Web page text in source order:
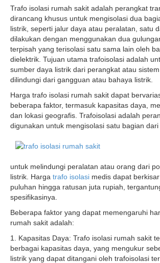
Trafo isolasi rumah sakit adalah perangkat
dirancang khusus untuk mengisolasi dua
listrik, seperti jalur daya atau peralatan, satu
dilakukan dengan menggunakan dua
terpisah yang terisolasi satu sama lain oleh
dielektrik. Tujuan utama trafoisolasi adalah
sumber daya listrik dari perangkat atau
dilindungi dari gangguan atau bahaya listrik.
Harga trafo isolasi rumah sakit dapat
beberapa faktor, termasuk kapasitas daya,
dan lokasi geografis. Trafoisolasi adalah
digunakan untuk mengisolasi satu bagian
untuk melindungi peralatan atau orang dari
listrik. Harga trafo isolasi medis dapat
puluhan hingga ratusan juta rupiah,
spesifikasinya.
Beberapa faktor yang dapat memengaruhi
rumah sakit adalah:
1. Kapasitas Daya: Trafo isolasi rumah sakit
berbagai kapasitas daya, yang mengukur
listrik yang dapat ditangani oleh trafoisolasi